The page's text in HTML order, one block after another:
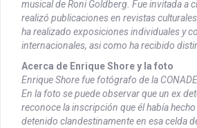
musical de Roni Goldberg. Fue invitada a
realizó publicaciones en revistas
ha realizado exposiciones individuales y
internacionales, asi como ha recibido
Acerca de Enrique Shore y la foto
Enrique Shore fue fotógrafo de la
En la foto se puede observar que un ex
reconoce la inscripción que él había
detenido clandestinamente en esa celda